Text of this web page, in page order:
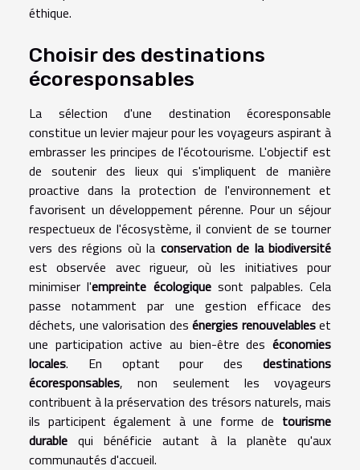
éthique.
Choisir des destinations
écoresponsables
La sélection d'une destination écoresponsable
constitue un levier majeur pour les voyageurs aspirant à
embrasser les principes de l'écotourisme. L'objectif est
de soutenir des lieux qui s'impliquent de manière
proactive dans la protection de l'environnement et
favorisent un développement pérenne. Pour un séjour
respectueux de l'écosystème, il convient de se tourner
vers des régions où la conservation de la biodiversité
est observée avec rigueur, où les initiatives pour
minimiser l'empreinte écologiquesont palpables. Cela
passe notamment par une gestion efficace des
déchets, une valorisation des énergies renouvelableset
une participation active au bien-être des économies
locales. En optant pour des destinations
écoresponsables, non seulement les voyageurs
contribuent à la préservation des trésors naturels, mais
ils participent également à une forme de tourisme
durable qui bénéficie autant à la planète qu'aux
communautés d'accueil.